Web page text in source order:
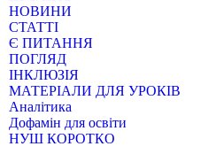
НОВИНИ
СТАТТІ
Є ПИТАННЯ
ПОГЛЯД
ІНКЛЮЗІЯ
МАТЕРІАЛИ ДЛЯ УРОКІВ
Аналітика
Дофамін для освіти
НУШ КОРОТКО